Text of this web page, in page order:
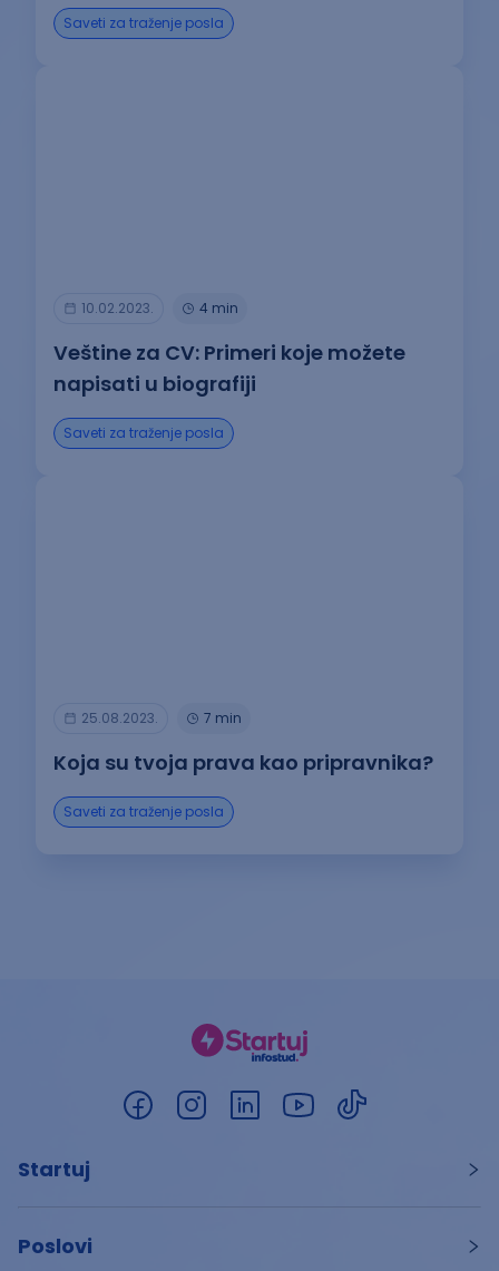
Saveti za traženje posla
10.02.2023. 4 min
Veštine za CV: Primeri koje možete
napisati u biografiji
Saveti za traženje posla
25.08.2023. 7 min
Koja su tvoja prava kao pripravnika?
Saveti za traženje posla
Startuj
Poslovi